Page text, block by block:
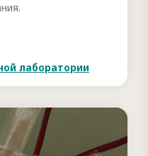
лаборатории